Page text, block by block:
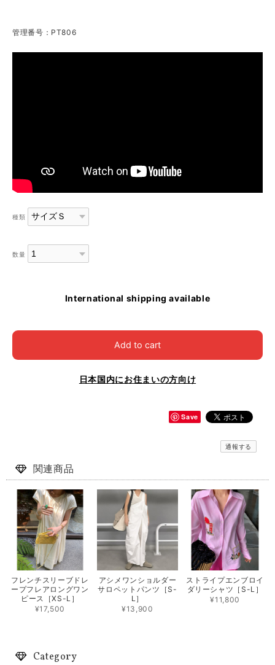
管理番号：PT806
種類
数量
International shipping available
Add to cart
日本国内にお住まいの方向け
Save
通報する
関連商品
フレンチスリーブドレ
ープフレアロングワン
ピース［XS-L］
¥17,500
アシメワンショルダー
サロペットパンツ［S-
L］
¥13,900
ストライプエンブロイ
ダリーシャツ［S-L］
¥11,800
Category